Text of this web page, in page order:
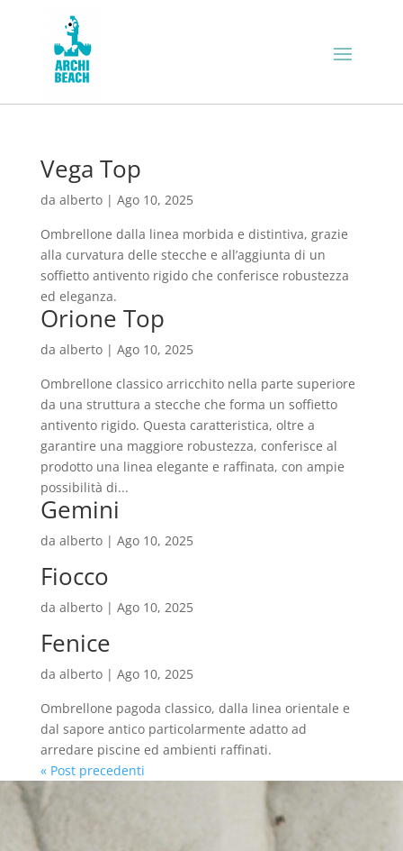
Vega Top
da alberto| Ago 10, 2025
Ombrellone dalla linea morbida e distintiva, grazie
alla curvatura delle stecche e all’aggiunta di un
soffietto antivento rigido che conferisce robustezza
ed eleganza.
Orione Top
da alberto| Ago 10, 2025
Ombrellone classico arricchito nella parte superiore
da una struttura a stecche che forma un soffietto
antivento rigido. Questa caratteristica, oltre a
garantire una maggiore robustezza, conferisce al
prodotto una linea elegante e raffinata, con ampie
possibilità di...
Gemini
da alberto| Ago 10, 2025
Fiocco
da alberto| Ago 10, 2025
Fenice
da alberto| Ago 10, 2025
Ombrellone pagoda classico, dalla linea orientale e
dal sapore antico particolarmente adatto ad
arredare piscine ed ambienti raffinati.
« Post precedenti